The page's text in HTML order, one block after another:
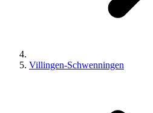
Villingen-Schwenningen